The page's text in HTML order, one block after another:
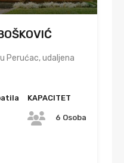
Perućac, udaljena
KAPACITET
6 Osoba